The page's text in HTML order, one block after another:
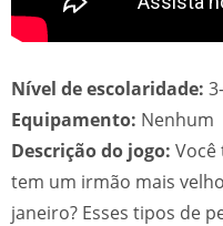
Nível de escolaridade:
Equipamento: Nenhum
Descrição do jogo: Você
tem um irmão mais
janeiro? Esses tipos de